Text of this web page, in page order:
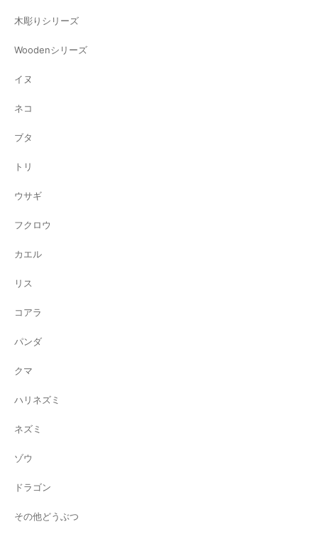
木彫りシリーズ
Woodenシリーズ
イヌ
ネコ
ブタ
トリ
ウサギ
フクロウ
カエル
リス
コアラ
パンダ
クマ
ハリネズミ
ネズミ
ゾウ
ドラゴン
その他どうぶつ